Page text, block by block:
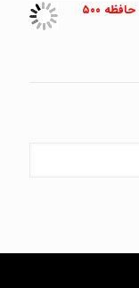
برد کرکره برقی فول کانال توبلار هاپینگ کد بتا با حافظه ۵۰۰